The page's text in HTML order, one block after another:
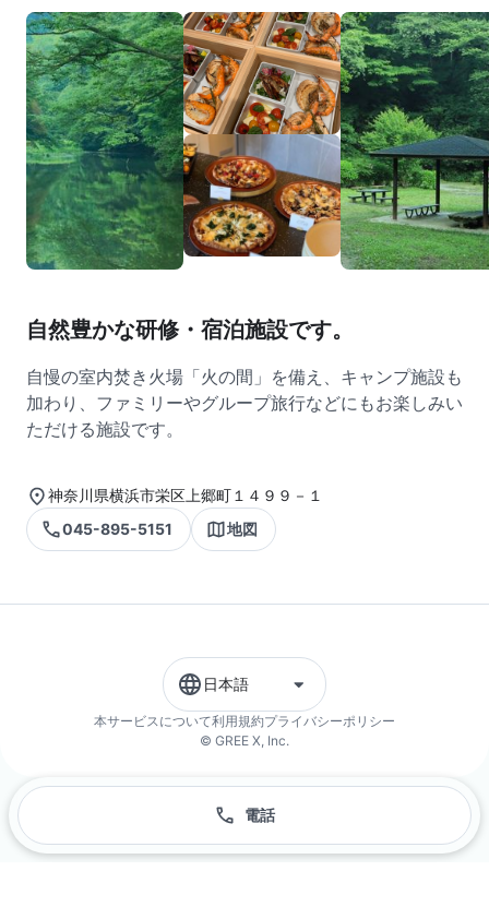
自然豊かな研修・宿泊施設です。
自慢の室内焚き火場「火の間」を備え、キャンプ施設も
加わり、ファミリーやグループ旅行などにもお楽しみい
ただける施設です。
神奈川県横浜市栄区上郷町１４９９－１
045-895-5151
地図
日本語
本サービスについて利用規約プライバシーポリシー
© GREE X, Inc.
電話